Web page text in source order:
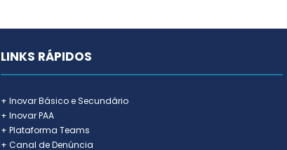
LINKS RÁPIDOS
+ Inovar Básico e Secundário
+ Inovar PAA
+ Plataforma Teams
+ Canal de Denúncia